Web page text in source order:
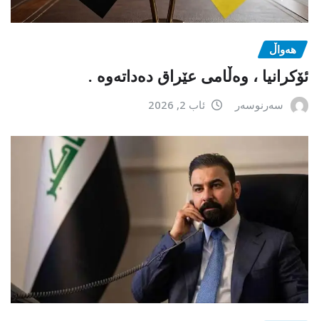
هەواڵ
ئۆکرانیا ، وەڵامی عێراق دەداتەوە .
سەرنوسەر ئاب 2, 2026